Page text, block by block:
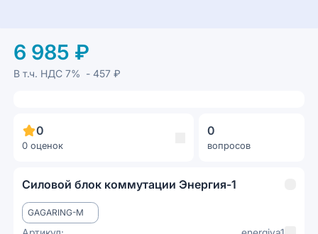
6 985 ₽
В т.ч. НДС7% - 457 ₽
0
0 оценок
0
вопросов
Силовой блок коммутации Энергия-1
GAGARING-M